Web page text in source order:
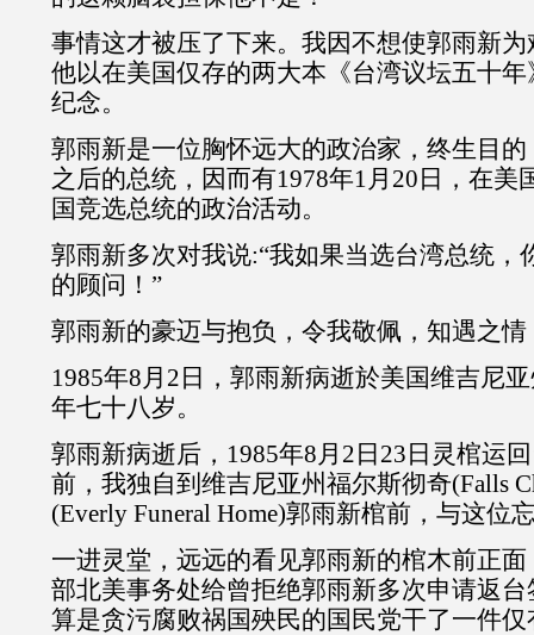
事情这才被压了下来。我因不想使郭雨新
他以在美国仅存的两大本《台湾议坛五十
纪念。
郭雨新是一位胸怀远大的政治家，终生目
之后的总统，因而有1978年1月20日，在美
国竞选总统的政治活动。
郭雨新多次对我说:“我如果当选台湾总统，
的顾问！”
郭雨新的豪迈与抱负，令我敬佩，知遇之
1985年8月2日，郭雨新病逝於美国维吉尼
年七十八岁。
郭雨新病逝后，1985年8月2日23日灵棺运
前，我独自到维吉尼亚州福尔斯彻奇(Falls
(Everly Funeral Home)郭雨新棺前，与这位
一进灵堂，远远的看见郭雨新的棺木前正
部北美事务处给曾拒绝郭雨新多次申请返
算是贪污腐败祸国殃民的国民党干了一件